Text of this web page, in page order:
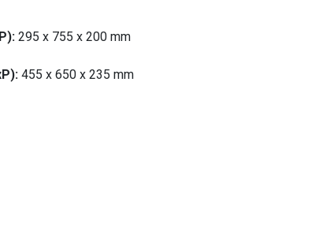
295 x 755 x 200 mm
455 x 650 x 235 mm